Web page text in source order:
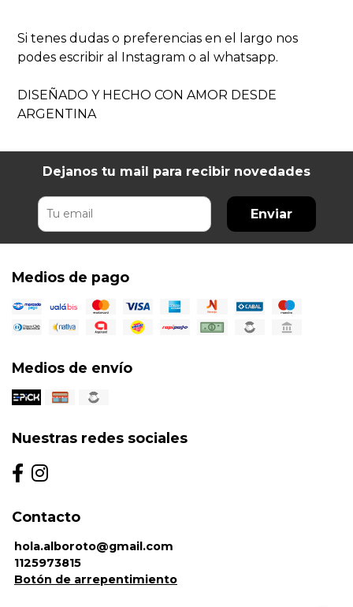
Si tenes dudas o preferencias en el largo nos
podes escribir al Instagram o al whatsapp.
DISEÑADO Y HECHO CON AMOR DESDE
ARGENTINA
Dejanos tu mail para recibir novedades
Enviar
Medios de pago
Medios de envío
Nuestras redes sociales
Contacto
hola.alboroto@gmail.com
1125973815
Botón de arrepentimiento